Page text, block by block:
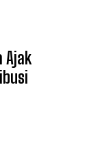
Ajak